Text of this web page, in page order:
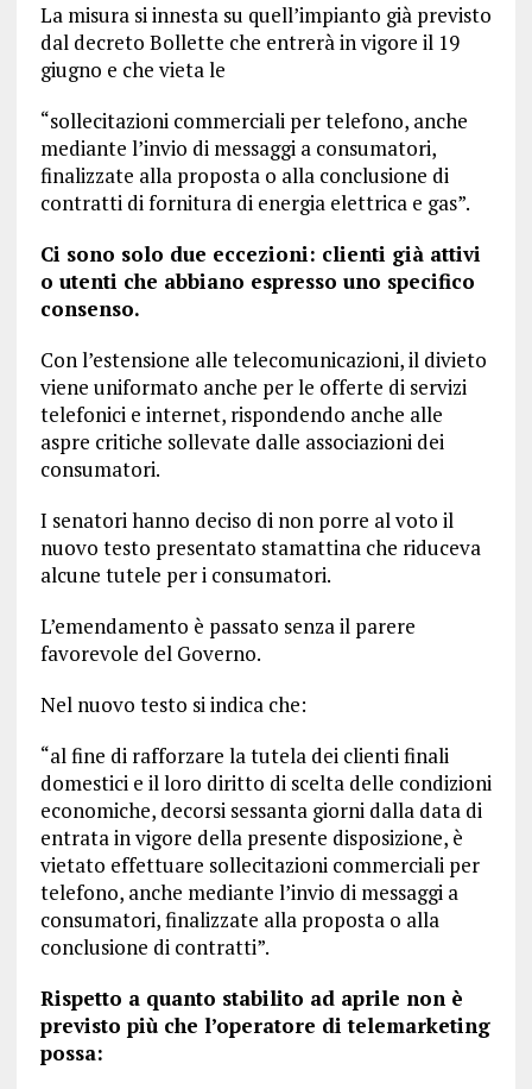
La misura si innesta su quell’impianto già previsto
dal decreto Bollette che entrerà in vigore il 19
giugno e che vieta le
“sollecitazioni commerciali per telefono, anche
mediante l’invio di messaggi a consumatori,
finalizzate alla proposta o alla conclusione di
contratti di fornitura di energia elettrica e gas”.
Ci sono solo due eccezioni: clienti già attivi
o utenti che abbiano espresso uno specifico
consenso.
Con l’estensione alle telecomunicazioni, il divieto
viene uniformato anche per le offerte di servizi
telefonici e internet, rispondendo anche alle
aspre critiche sollevate dalle associazioni dei
consumatori.
I senatori hanno deciso di non porre al voto il
nuovo testo presentato stamattina che riduceva
alcune tutele per i consumatori.
L’emendamento è passato senza il parere
favorevole del Governo.
Nel nuovo testo si indica che:
“al fine di rafforzare la tutela dei clienti finali
domestici e il loro diritto di scelta delle condizioni
economiche, decorsi sessanta giorni dalla data di
entrata in vigore della presente disposizione, è
vietato effettuare sollecitazioni commerciali per
telefono, anche mediante l’invio di messaggi a
consumatori, finalizzate alla proposta o alla
conclusione di contratti”.
Rispetto a quanto stabilito ad aprile non è
previsto più che l’operatore di telemarketing
possa: